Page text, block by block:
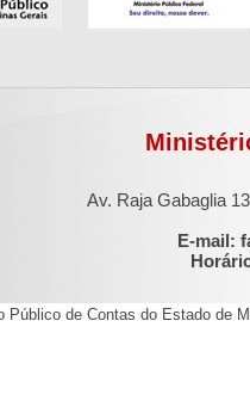
Av. Raja Gabaglia
E-mail:
Público de Contas do Estado de